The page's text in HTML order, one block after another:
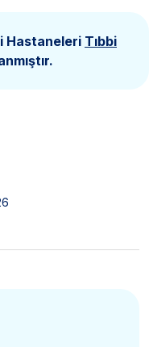
Hastaneleri Tıbbi